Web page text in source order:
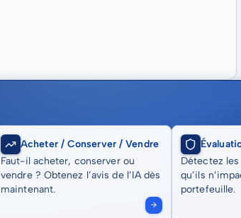
Acheter / Conserver / Vendre
Faut-il acheter, conserver ou
vendre ? Obtenez l’avis de l’IA dès
maintenant.
Détectez
qu’ils
portefeuille.